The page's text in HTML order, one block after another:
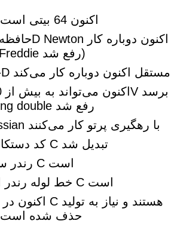
OghmaCore اکنون 64 بیتی است
می‌کند (برای Freddie رفع شد)
حل‌گر تعادل 1D مستقل اکنون دوباره کار می‌کند
زیرا اشکال long double رفع شد
پرتوهای Gaussian با رهگیری پرتو کار می‌کنند
کد دستکاری مثلث‌ها به C تبدیل شد
رندر ستاره اکنون در C است
خط لوله رندر اکنون کاملاً در C است
فایل‌های png حذف شده است